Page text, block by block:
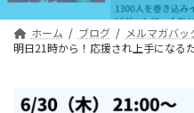
ホーム ブログ
メルマガバッ
明日21時から！応援され上手になる